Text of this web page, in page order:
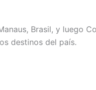
Brasil, y luego
destinos del país.